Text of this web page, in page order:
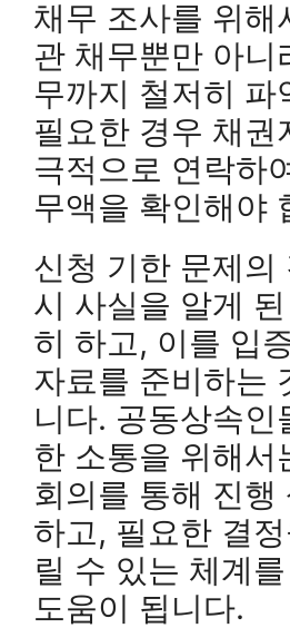
채무 조사를 위해
관 채무뿐만 아니
무까지 철저히 파
필요한 경우 채권
극적으로 연락하
무액을 확인해야
신청 기한 문제의
시 사실을 알게
히 하고, 이를 입
자료를 준비하는
니다. 공동상속인
한 소통을 위해서
회의를 통해 진행
하고, 필요한 결
릴 수 있는 체계
도움이 됩니다.